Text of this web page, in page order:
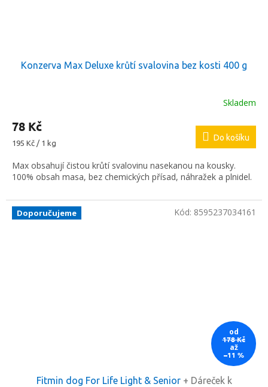
Konzerva Max Deluxe krůtí svalovina bez kosti 400 g
Skladem
78 Kč
Měrná
195 Kč / 1 kg
Do košíku
Max obsahují čistou krůtí svalovinu nasekanou na kousky.
100% obsah masa, bez chemických přísad, náhražek a plnidel.
Doporučujeme
od
178 Kč
až
–11 %
Fitmin dog For Life Light & Senior + Dáreček k
Kód: 8595237034161